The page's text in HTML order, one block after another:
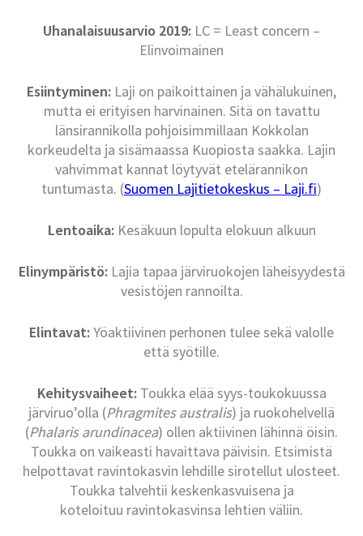
Uhanalaisuusarvio 2019: LC = Least concern –
Elinvoimainen
Esiintyminen: Laji on paikoittainen ja vähälukuinen,
mutta ei erityisen harvinainen. Sitä on tavattu
länsirannikolla pohjoisimmillaan Kokkolan
korkeudelta ja sisämaassa Kuopiosta saakka. Lajin
vahvimmat kannat löytyvät etelärannikon
tuntumasta. (Suomen Lajitietokeskus – Laji.fi)
Lentoaika:Kesäkuun lopulta elokuun alkuun
Elinympäristö:Lajia tapaa järviruokojen läheisyydestä
vesistöjen rannoilta.
Elintavat:Yöaktiivinen perhonen tulee sekä valolle
että syötille.
Kehitysvaiheet:Toukka elää syys-toukokuussa
järviruo’olla (Phragmites australis) ja ruokohelvellä
(Phalaris arundinacea) ollen aktiivinen lähinnä öisin.
Toukka on vaikeasti havaittava päivisin. Etsimistä
helpottavat ravintokasvin lehdille sirotellut ulosteet.
Toukka talvehtii keskenkasvuisena ja
koteloituu ravintokasvinsa lehtien väliin.